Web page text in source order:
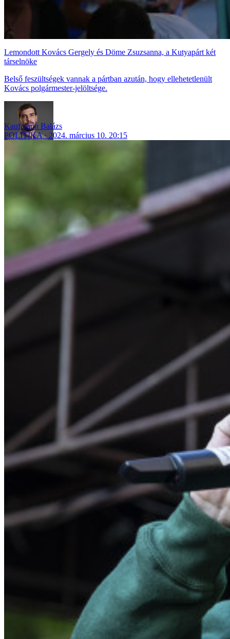
Lemondott Kovács Gergely és Döme Zsuzsanna, a Kutyapárt két
társelnöke
Belső feszültségek vannak a pártban azután, hogy ellehetetlenült
Kovács polgármester-jelöltsége.
Kaufmann Balázs
POLITIKA
2024. március 10. 20:15